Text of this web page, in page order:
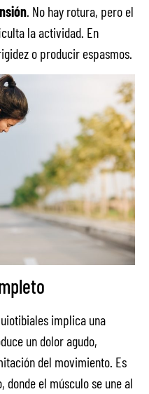
. No hay rotura, pero el
la actividad. En
o producir espasmos.
implica una
un dolor agudo,
del movimiento. Es
donde el músculo se une al